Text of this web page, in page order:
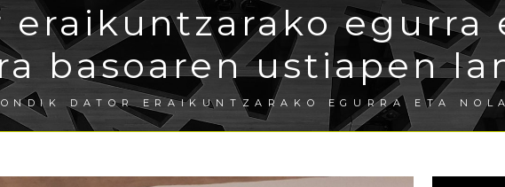
egurra
basoaren ustiapen
DATOR ERAIKUNTZARAKO EGURRA ETA